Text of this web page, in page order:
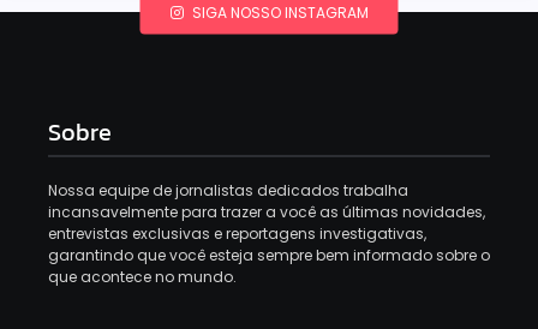
SIGA NOSSO INSTAGRAM
Sobre
Nossa equipe de jornalistas dedicados trabalha
incansavelmente para trazer a você as últimas novidades,
entrevistas exclusivas e reportagens investigativas,
garantindo que você esteja sempre bem informado sobre o
que acontece no mundo.